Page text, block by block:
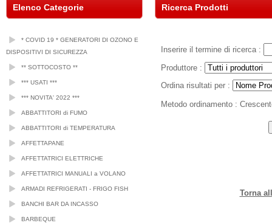
Elenco Categorie
* COVID 19 * GENERATORI DI OZONO E
DISPOSITIVI DI SICUREZZA
** SOTTOCOSTO **
*** USATI ***
*** NOVITA' 2022 ***
ABBATTITORI di FUMO
ABBATTITORI di TEMPERATURA
AFFETTAPANE
AFFETTATRICI ELETTRICHE
AFFETTATRICI MANUALI a VOLANO
ARMADI REFRIGERATI - FRIGO FISH
BANCHI BAR DA INCASSO
BARBEQUE
Ricerca Prodotti
Inserire il termine di ricerca :
Produttore :
Ordina risultati per :
Metodo ordinamento :
Torna